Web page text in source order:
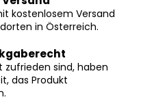
kostenlosem Versand
in Österreich.
zufrieden sind, haben
das Produkt